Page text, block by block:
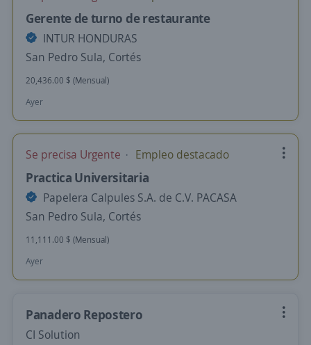
Gerente de turno de restaurante
INTUR HONDURAS
San Pedro Sula, Cortés
20,436.00 $ (Mensual)
Ayer
Se precisa Urgente Empleo destacado
Practica Universitaria
Papelera Calpules S.A. de C.V. PACASA
San Pedro Sula, Cortés
11,111.00 $ (Mensual)
Ayer
Panadero Repostero
CI Solution